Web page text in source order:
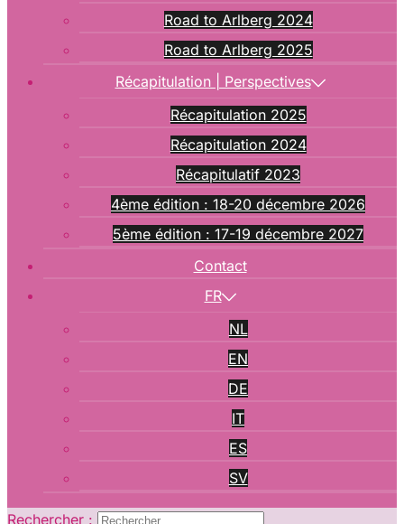
Road to Arlberg 2024
Road to Arlberg 2025
Récapitulation | Perspectives
Récapitulation 2025
Récapitulation 2024
Récapitulatif 2023
4ème édition : 18-20 décembre 2026
5ème édition : 17-19 décembre 2027
Contact
FR
NL
EN
DE
IT
ES
SV
Rechercher :